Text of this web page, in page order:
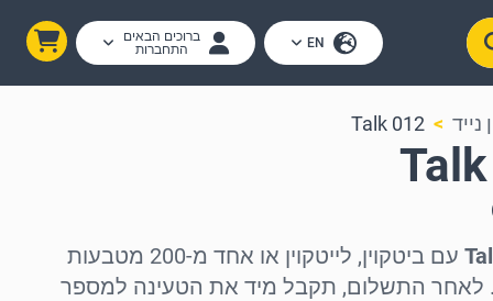
EN
ברוכים הבאים
התחברות
012 Talk
עם ביטקוין, לייטקוין או אחד מ-200 מטבעות
לאחר התשלום, תקבל מיד את הטעינה למספר